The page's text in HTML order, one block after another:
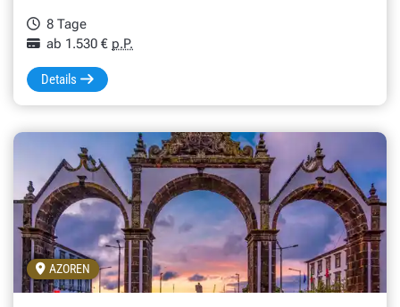
8 Tage
ab 1.530 € p.P.
Details
AZOREN